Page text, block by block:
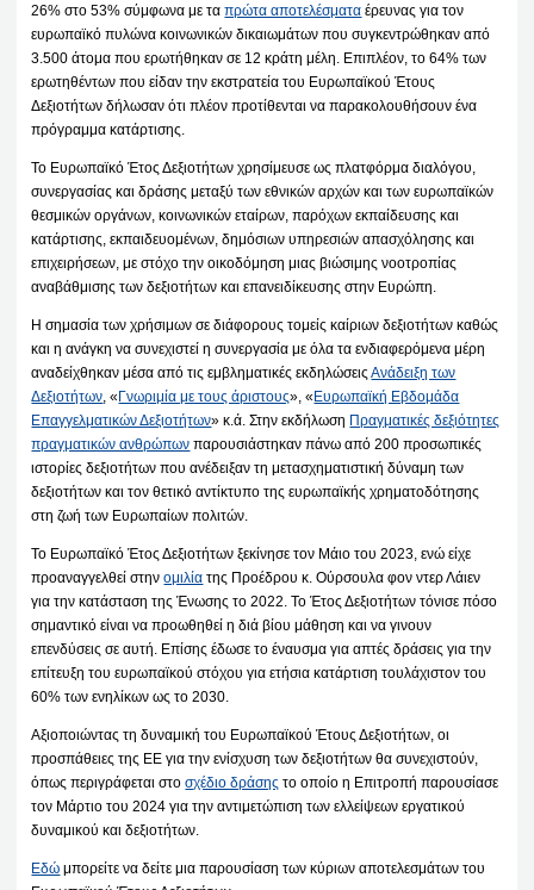
26% στο 53% σύμφωνα με ταπρώτα αποτελέσματα έρευνας για τον
ευρωπαϊκό πυλώνα κοινωνικών δικαιωμάτων που συγκεντρώθηκαν από
3.500 άτομα που ερωτήθηκαν σε 12 κράτη μέλη. Επιπλέον, το 64% των
ερωτηθέντων που είδαν την εκστρατεία του Ευρωπαϊκού Έτους
Δεξιοτήτων δήλωσαν ότι πλέον προτίθενται να παρακολουθήσουν ένα
πρόγραμμα κατάρτισης.
Το Ευρωπαϊκό Έτος Δεξιοτήτων χρησίμευσε ως πλατφόρμα διαλόγου,
συνεργασίας και δράσης μεταξύ των εθνικών αρχών και των ευρωπαϊκών
θεσμικών οργάνων, κοινωνικών εταίρων, παρόχων εκπαίδευσης και
κατάρτισης, εκπαιδευομένων, δημόσιων υπηρεσιών απασχόλησης και
επιχειρήσεων, με στόχο την οικοδόμηση μιας βιώσιμης νοοτροπίας
αναβάθμισης των δεξιοτήτων και επανειδίκευσης στην Ευρώπη.
Η σημασία των χρήσιμων σε διάφορους τομείς καίριων δεξιοτήτων καθώς
και η ανάγκη να συνεχιστεί η συνεργασία με όλα τα ενδιαφερόμενα μέρη
αναδείχθηκαν μέσα από τις εμβληματικές εκδηλώσειςΑνάδειξη των
Δεξιοτήτων, « Γνωριμία με τους άριστους», « Ευρωπαϊκή Εβδομάδα
Επαγγελματικών Δεξιοτήτων» κ.ά. Στην εκδήλωση Πραγματικές δεξιότητες
πραγματικών ανθρώπων παρουσιάστηκαν πάνω από 200 προσωπικές
ιστορίες δεξιοτήτων που ανέδειξαν τη μετασχηματιστική δύναμη των
δεξιοτήτων και τον θετικό αντίκτυπο της ευρωπαϊκής χρηματοδότησης
στη ζωή των Ευρωπαίων πολιτών.
Το Ευρωπαϊκό Έτος Δεξιοτήτων ξεκίνησε τον Μάιο του 2023, ενώ είχε
προαναγγελθεί στηνομιλία της Προέδρου κ. Ούρσουλα φον ντερ Λάιεν
για την κατάσταση της Ένωσης το 2022. Το Έτος Δεξιοτήτων τόνισε πόσο
σημαντικό είναι να προωθηθεί η διά βίου μάθηση και να γινουν
επενδύσεις σε αυτή. Επίσης έδωσε το έναυσμα για απτές δράσεις για την
επίτευξη του ευρωπαϊκού στόχου για ετήσια κατάρτιση τουλάχιστον του
60% των ενηλίκων ως το 2030.
Αξιοποιώντας τη δυναμική του Ευρωπαϊκού Έτους Δεξιοτήτων, οι
προσπάθειες της ΕΕ για την ενίσχυση των δεξιοτήτων θα συνεχιστούν,
όπως περιγράφεται στοσχέδιο δράσης το οποίο η Επιτροπή παρουσίασε
τον Μάρτιο του 2024 για την αντιμετώπιση των ελλείψεων εργατικού
δυναμικού και δεξιοτήτων.
Εδώ μπορείτε να δείτε μια παρουσίαση των κύριων αποτελεσμάτων του